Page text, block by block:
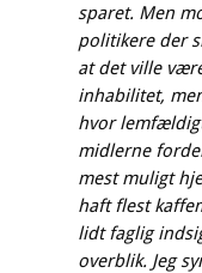
sparet. Men
politikere der
at det ville
inhabilitet,
hvor
midlerne
mest muligt
haft flest
lidt faglig
overblik. Jeg